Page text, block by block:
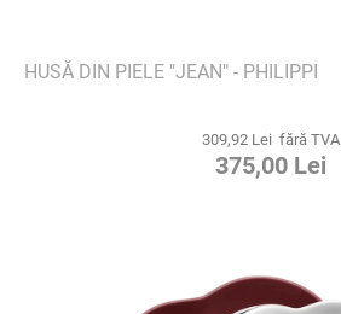
HUSĂ DIN PIELE "JEAN" - PHILIPPI
309,92 Lei fără TVA
375,00 Lei